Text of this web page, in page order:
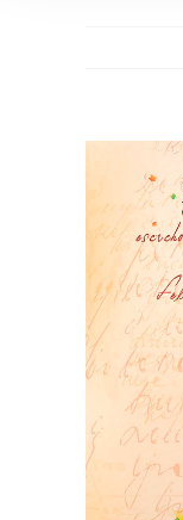
imagen
más
grande